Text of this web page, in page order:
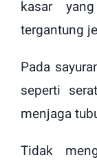
kasar
tergantung
Pada
seperti
menjaga
Tidak